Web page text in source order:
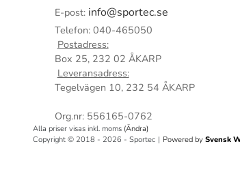
E-post: info@sportec.se
Telefon: 040-465050
Postadress:
Box 25, 232 02 ÅKARP
Leveransadress:
Tegelvägen 10, 232 54 ÅKARP
Org.nr: 556165-0762
Alla priser visas inkl. moms (Ändra)
Copyright © 2018 - 2026 - Sportec | Powered by Svensk